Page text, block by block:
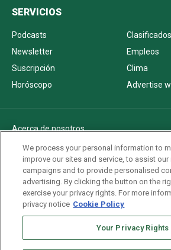
SERVICIOS
Podcasts
Clasificados
Newsletter
Empleos
Suscripción
Clima
Horóscopo
Advertise
Acerca de nosotros
Politica de privacidad
Pautas Editoriales
AdChoices
Advertise with us
Newsletters
We process your personal information to
improve our sites and service, to assist our
campaigns and to provide personalised
advertising. By clicking the button on the
exercise your privacy rights. For more
privacy notice Cookie Policy
Your Privacy Rights